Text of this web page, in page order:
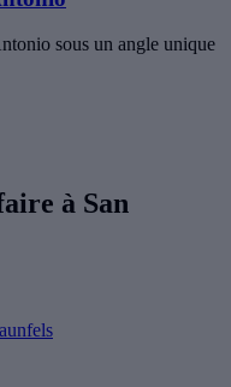
sous un angle unique
à San